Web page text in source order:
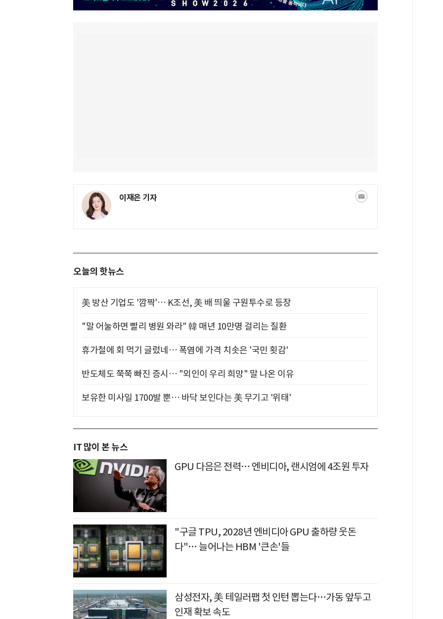
이재은 기자
오늘의 핫뉴스
美 방산 기업도 '깜짝'… K조선, 美 배 띄울 구원투수로 등장
"말 어눌하면 빨리 병원 와라" 韓 매년 10만명 걸리는 질환
휴가철에 회 먹기 글렀네… 폭염에 가격 치솟은 '국민 횟감'
반도체도 쭉쭉 빠진 증시… "외인이 우리 희망" 말 나온 이유
보유한 미사일 1700발 뿐… 바닥 보인다는 美 무기고 '위태'
IT 많이 본 뉴스
GPU 다음은 전력… 엔비디아, 랜시엄에 4조원 투자
"구글 TPU, 2028년 엔비디아 GPU 출하량 웃돈
다"… 늘어나는 HBM '큰손'들
삼성전자, 美 테일러팹 첫 인턴 뽑는다…가동 앞두고
인재 확보 속도